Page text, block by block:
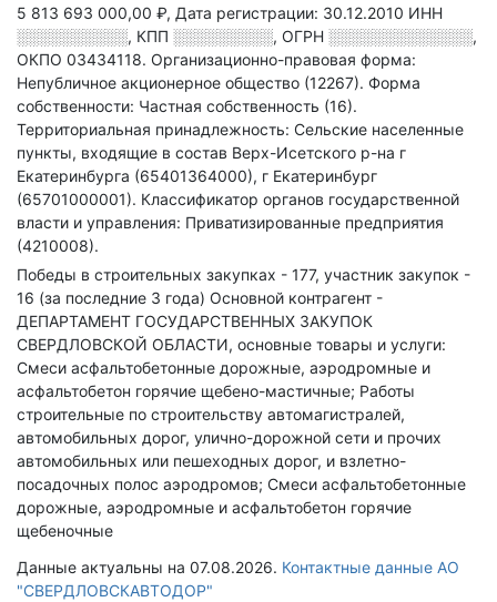
5 813 693 000,00 ₽, Дата регистрации: 30.12.2010 ИНН
░░░░░░░░░░, КПП ░░░░░░░░░, ОГРН ░░░░░░░░░░░░░,
ОКПО 03434118. Организационно-правовая форма:
Непубличное акционерное общество (12267). Форма
собственности: Частная собственность (16).
Территориальная принадлежность: Сельские населенные
пункты, входящие в состав Верх-Исетского р-на г
Екатеринбурга (65401364000), г Екатеринбург
(65701000001). Классификатор органов государственной
власти и управления: Приватизированные предприятия
(4210008).
Победы в строительных закупках - 177, участник закупок -
16 (за последние 3 года) Основной контрагент -
ДЕПАРТАМЕНТ ГОСУДАРСТВЕННЫХ ЗАКУПОК
СВЕРДЛОВСКОЙ ОБЛАСТИ, основные товары и услуги:
Смеси асфальтобетонные дорожные, аэродромные и
асфальтобетон горячие щебено-мастичные; Работы
строительные по строительству автомагистралей,
автомобильных дорог, улично-дорожной сети и прочих
автомобильных или пешеходных дорог, и взлетно-
посадочных полос аэродромов; Смеси асфальтобетонные
дорожные, аэродромные и асфальтобетон горячие
щебеночные
Данные актуальны на 07.08.2026. Контактные данные АО
"СВЕРДЛОВСКАВТОДОР"